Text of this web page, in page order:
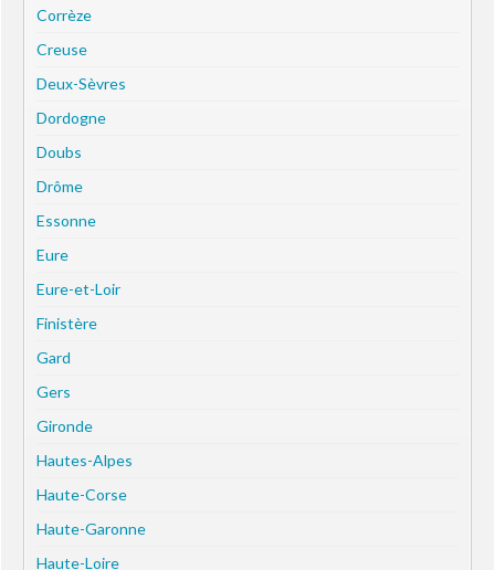
Corrèze
Creuse
Deux-Sèvres
Dordogne
Doubs
Drôme
Essonne
Eure
Eure-et-Loir
Finistère
Gard
Gers
Gironde
Hautes-Alpes
Haute-Corse
Haute-Garonne
Haute-Loire